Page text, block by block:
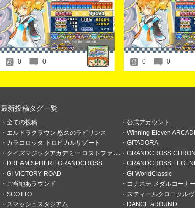
0 0 0 0
最新投稿タグ一覧
全ての投稿 公式アカウント
エルドラクラウン 悠久のラビリンス
Winning Eleven ARCADE
カラコロッタ トロピカルリゾート
GITADORA
クイズマジックアカデミー ロストファンタリウム
GRANDCROSS
DREAM SPHERE GRANDCROSS
GRANDCROSS
GI-VICTORY ROAD
GI-WorldClassic
ご当地あラウンド
コナステ メダルコーナー
SCOTTO
スティールクロニクルヴィ
スマッシュスタジアム
DANCE aROUND